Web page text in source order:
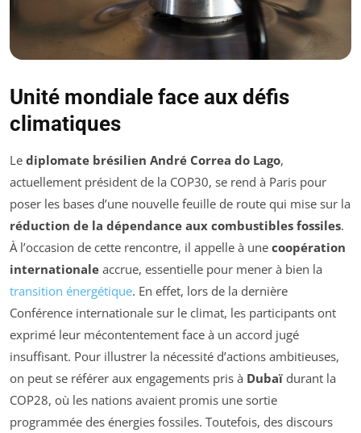
Unité mondiale face aux défis
climatiques
Le diplomate brésilien André Correa do Lago,
actuellement président de la COP30, se rend à Paris pour
poser les bases d’une nouvelle feuille de route qui mise sur la
réduction de la dépendance aux combustibles fossiles.
À l’occasion de cette rencontre, il appelle à une coopération
internationale accrue, essentielle pour mener à bien la
transition énergétique. En effet, lors de la dernière
Conférence internationale sur le climat, les participants ont
exprimé leur mécontentement face à un accord jugé
insuffisant. Pour illustrer la nécessité d’actions ambitieuses,
on peut se référer aux engagements pris à Dubaï durant la
COP28, où les nations avaient promis une sortie
programmée des énergies fossiles. Toutefois, des discours